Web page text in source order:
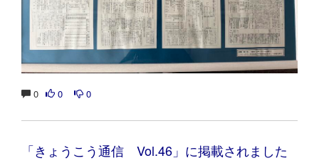
0 0 0
「きょうこう通信 Vol.46」に掲載されました